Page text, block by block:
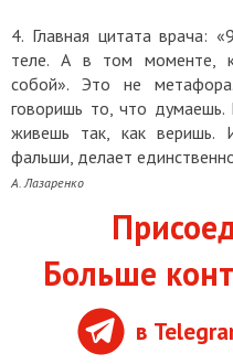
4. Главная цитата врача:
теле. А в том моменте,
собой». Это не
говоришь то, что
живешь так, как веришь.
фальши, делает
А. Лазаренко
Больше
в